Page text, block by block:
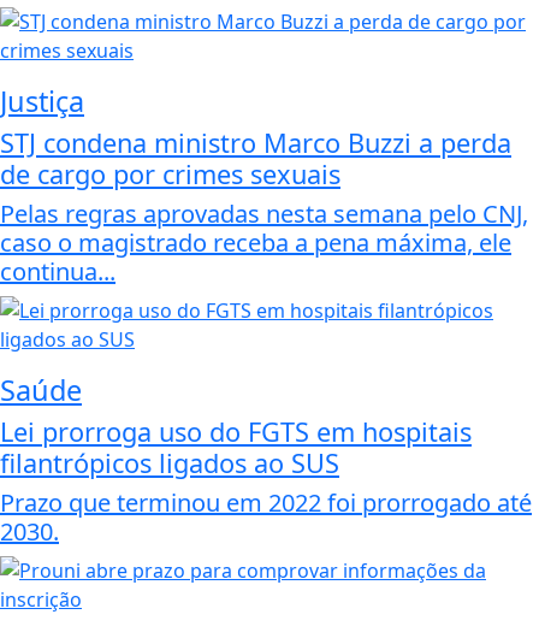
Justiça
STJ condena ministro Marco Buzzi a perda
de cargo por crimes sexuais
Pelas regras aprovadas nesta semana pelo CNJ,
caso o magistrado receba a pena máxima, ele
continua...
Saúde
Lei prorroga uso do FGTS em hospitais
filantrópicos ligados ao SUS
Prazo que terminou em 2022 foi prorrogado até
2030.